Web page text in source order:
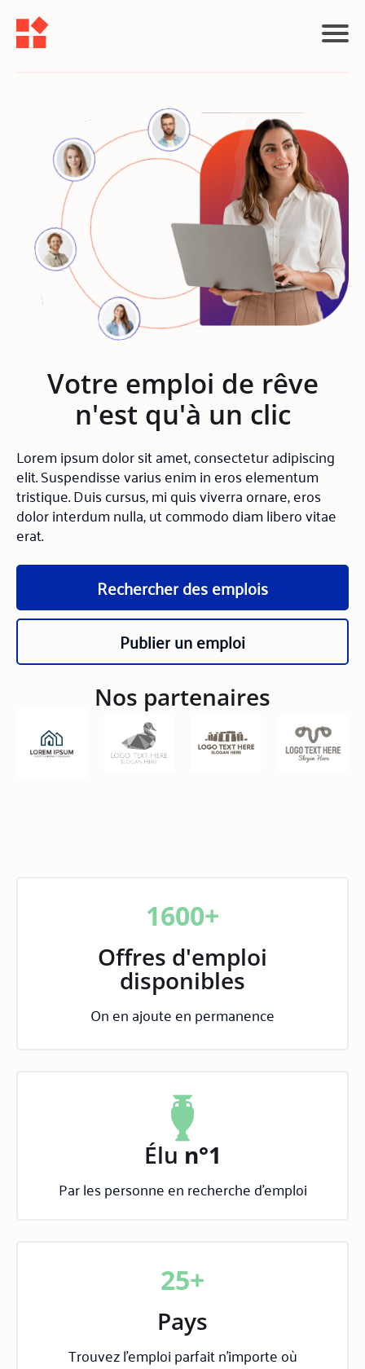
Votre emploi de rêve
n'est qu'à un clic
Lorem ipsum dolor sit amet, consectetur adipiscing
elit. Suspendisse varius enim in eros elementum
tristique. Duis cursus, mi quis viverra ornare, eros
dolor interdum nulla, ut commodo diam libero vitae
erat.
Rechercher des emplois
Publier un emploi
Nos partenaires
1600+
Offres d'emploi
disponibles
On en ajoute en permanence
Élu n°1
Par les personne en recherche d'emploi
25+
Pays
Trouvez l'emploi parfait n'importe où